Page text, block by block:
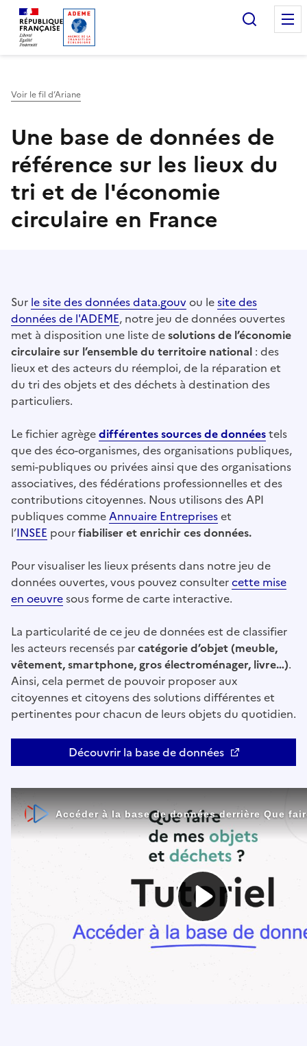
Accueil — Que Faire de mes objets & déchets
Voir le fil d’Ariane
Une base de données de
référence sur les lieux du
tri et de l'économie
circulaire en France
Sur le site des données data.gouvou lesite des
données de l'ADEME, notre jeu de données ouvertes
met à disposition une liste desolutions de l’économie
circulaire sur l’ensemble du territoire national : des
lieux et des acteurs du réemploi, de la réparation et
du tri des objets et des déchets à destination des
particuliers.
Le fichier agrègedifférentes sources de donnéestels
que des éco-organismes, des organisations publiques,
semi-publiques ou privées ainsi que des organisations
associatives, des fédérations professionnelles et des
contributions citoyennes. Nous utilisons des API
publiques commeAnnuaire Entrepriseset
l’INSEE pourfiabiliser et enrichir ces données.
Pour visualiser les lieux présents dans notre jeu de
données ouvertes, vous pouvez consultercette mise
en oeuvresous forme de carte interactive.
La particularité de ce jeu de données est de classifier
les acteurs recensés parcatégorie d’objet (meuble,
vêtement, smartphone, gros électroménager, livre…).
Ainsi, cela permet de pouvoir proposer aux
citoyennes et citoyens des solutions différentes et
pertinentes pour chacun de leurs objets du quotidien.
Découvrir la base de données
Ouvre une nouvelle fenêtre